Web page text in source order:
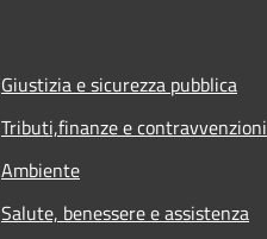
Giustizia e sicurezza pubblica
Tributi,finanze e contravvenzioni
Ambiente
Salute, benessere e assistenza